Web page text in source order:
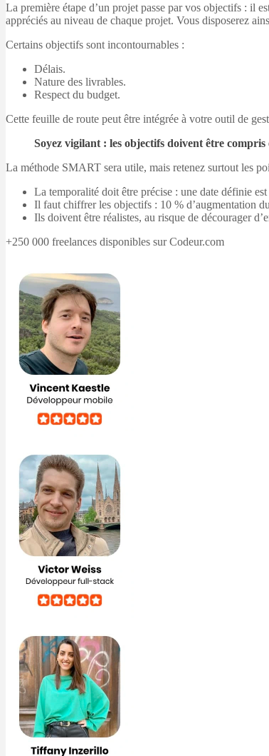
La première étape d’un projet passe par vos objectifs : il
appréciés au niveau de chaque projet. Vous disposerez
Certains objectifs sont incontournables :
Délais.
Nature des livrables.
Respect du budget.
Cette feuille de route peut être intégrée à votre outil de
Soyez vigilant : les objectifs doivent être compris
La méthode SMART sera utile, mais retenez surtout les
La temporalité doit être précise : une date définie
Il faut chiffrer les objectifs : 10 % d’augmentation
Ils doivent être réalistes, au risque de décourager
+250 000 freelances disponibles sur Codeur.com